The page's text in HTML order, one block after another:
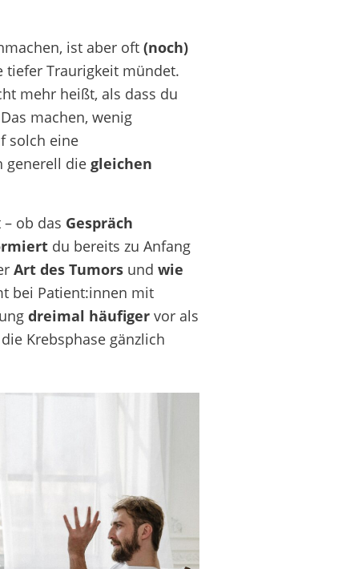
ist aber oft(noch)
tiefer Traurigkeit mündet.
mehr heißt, als dass du
machen, wenig
solch eine
generell die gleichen
– ob das Gespräch
du bereits zu Anfang
Art des Tumorsund wie
bei Patient:innen mit
dreimal häufigervor als
Krebsphase gänzlich